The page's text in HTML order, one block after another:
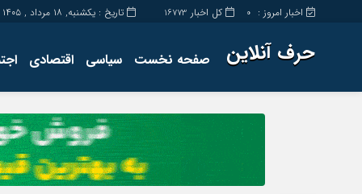
کل اخبار 16773 اخبار امروز : 0 تاریخ : یکشنبه, ۱۸ مرداد , ۱۴۰۵
حرف آنلاین صفحه نخست سیاسی اقتصادی